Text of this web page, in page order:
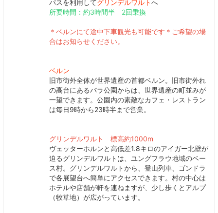
パスを利用してグリンデルワルトへ
所要時間：約3時間半 2回乗換
＊ベルンにて途中下車観光も可能です＊ご希望の場
合はお知らせください。
ベルン
旧市街外全体が世界遺産の首都ベルン。旧市街外れ
の高台にあるバラ公園からは、世界遺産の町並みが
一望できます。公園内の素敵なカフェ・レストラン
は毎日9時から23時半まで営業。
グリンデルワルト 標高約1000m
ヴェッターホルンと高低差1.8キロのアイガー北壁が
迫るグリンデルワルトは、ユングフラウ地域のベー
ス村。グリンデルワルトから、登山列車、ゴンドラ
で各展望台へ簡単にアクセスできます。村の中心は
ホテルや店舗が軒を連ねますが、少し歩くとアルプ
（牧草地）が広がっています。